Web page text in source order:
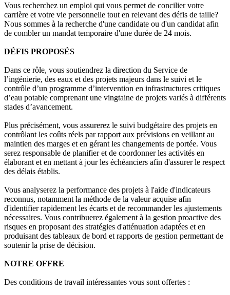
Vous recherchez un emploi qui vous permet de concilier votre
carrière et votre vie personnelle tout en relevant des défis de taille?
Nous sommes à la recherche d'une candidate ou d'un candidat afin
de combler un mandat temporaire d'une durée de 24 mois.
DÉFIS PROPOSÉS
Dans ce rôle, vous soutiendrez la direction du Service de
l’ingénierie, des eaux et des projets majeurs dans le suivi et le
contrôle d’un programme d’intervention en infrastructures critiques
d’eau potable comprenant une vingtaine de projets variés à différents
stades d’avancement.
Plus précisément, vous assurerez le suivi budgétaire des projets en
contrôlant les coûts réels par rapport aux prévisions en veillant au
maintien des marges et en gérant les changements de portée. Vous
serez responsable de planifier et de coordonner les activités en
élaborant et en mettant à jour les échéanciers afin d'assurer le respect
des délais établis.
Vous analyserez la performance des projets à l'aide d'indicateurs
reconnus, notamment la méthode de la valeur acquise afin
d'identifier rapidement les écarts et de recommander les ajustements
nécessaires. Vous contribuerez également à la gestion proactive des
risques en proposant des stratégies d'atténuation adaptées et en
produisant des tableaux de bord et rapports de gestion permettant de
soutenir la prise de décision.
NOTRE OFFRE
Des conditions de travail intéressantes vous sont offertes :